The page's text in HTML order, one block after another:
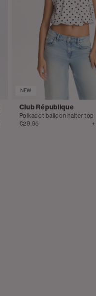
NEW
Club République
Polkadot balloon halter top
€29.95